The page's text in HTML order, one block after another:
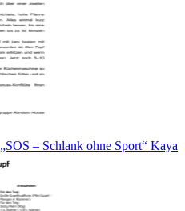
– Schlank ohne Sport“ Kaya